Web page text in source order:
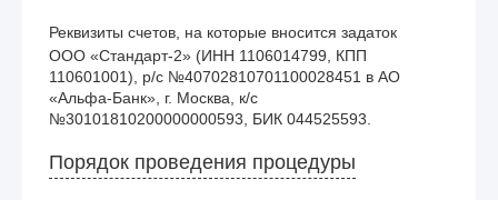
Реквизиты счетов, на которые вносится задаток
ООО «Стандарт-2» (ИНН 1106014799, КПП
110601001), р/с №40702810701100028451 в АО
«Альфа-Банк», г. Москва, к/с
№30101810200000000593, БИК 044525593.
Порядок проведения процедуры